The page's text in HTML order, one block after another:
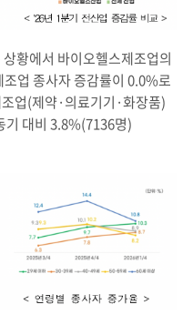
황에서 바이오헬스제조업의
업 종사자 증감률이 0.0%로
업(제약·의료기기·화장품)
기 대비 3.8%(7136명)